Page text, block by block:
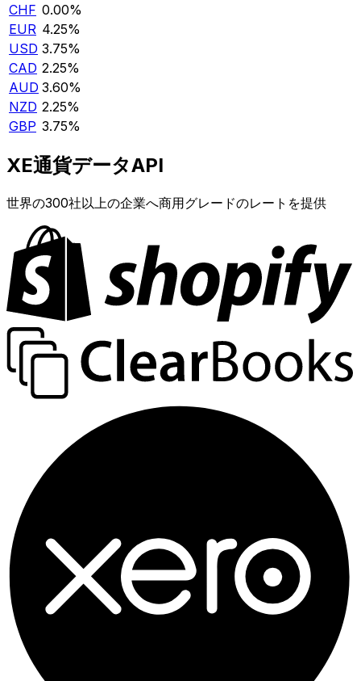
CHF 0.00%
EUR 4.25%
USD 3.75%
CAD 2.25%
AUD 3.60%
NZD 2.25%
GBP 3.75%
XE通貨データAPI
世界の300社以上の企業へ商用グレードのレートを提供